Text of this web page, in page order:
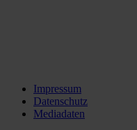
Impressum
Datenschutz
Mediadaten